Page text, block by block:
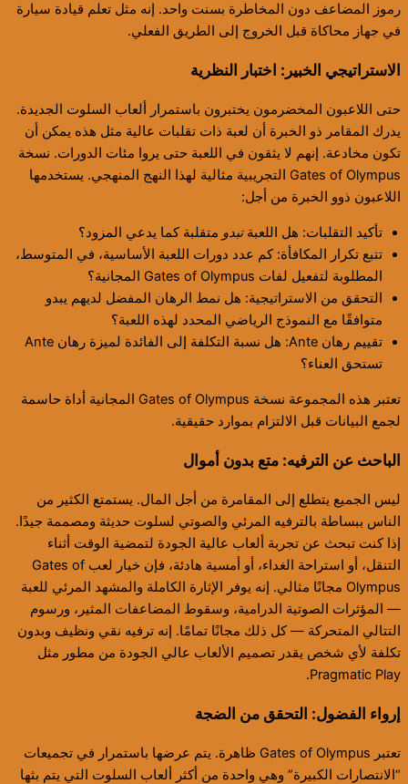
رموز المضاعف دون المخاطرة بسنت واحد. إنه مثل تعلم قيادة سيارة
في جهاز محاكاة قبل الخروج إلى الطريق الفعلي.
الاستراتيجي الخبير: اختبار النظرية
حتى اللاعبون المخضرمون يختبرون باستمرار ألعاب السلوت الجديدة.
يدرك المقامر ذو الخبرة أن لعبة ذات تقلبات عالية مثل هذه يمكن أن
تكون مخادعة. إنهم لا يثقون في اللعبة حتى يروا مئات الدورات. نسخة
Gates of Olympus التجريبية مثالية لهذا النهج المنهجي. يستخدمها
اللاعبون ذوو الخبرة من أجل:
تأكيد التقلبات: هل اللعبةتبدو متقلبة كما يدعي المزود؟
تتبع تكرار المكافأة: كم عدد دورات اللعبة الأساسية، في المتوسط،
المطلوبة لتفعيل لفات Gates of Olympus المجانية؟
التحقق من الاستراتيجية: هل نمط الرهان المفضل لديهم يبدو
متوافقًا مع النموذج الرياضي المحدد لهذه اللعبة؟
تقييم رهان Ante: هل نسبة التكلفة إلى الفائدة لميزة رهان Ante
تستحق العناء؟
تعتبر هذه المجموعة نسخة Gates of Olympus المجانية أداة حاسمة
لجمع البيانات قبل الالتزام بموارد حقيقية.
الباحث عن الترفيه: متع بدون أموال
ليس الجميع يتطلع إلى المقامرة من أجل المال. يستمتع الكثير من
الناس ببساطة بالترفيه المرئي والصوتي لسلوت حديثة ومصممة جيدًا.
إذا كنت تبحث عن تجربة ألعاب عالية الجودة لتمضية الوقت أثناء
التنقل، أو استراحة الغداء، أو أمسية هادئة، فإن خيار لعب Gates of
Olympus مجانًا مثالي. إنه يوفر الإثارة الكاملة والمشهد المرئي للعبة
— المؤثرات الصوتية الدرامية، وسقوط المضاعفات المثير، ورسوم
التتالي المتحركة — كل ذلك مجانًا تمامًا. إنه ترفيه نقي ونظيف وبدون
تكلفة لأي شخص يقدر تصميم الألعاب عالي الجودة من مطور مثل
Pragmatic Play.
إرواء الفضول: التحقق من الضجة
تعتبر Gates of Olympus ظاهرة. يتم عرضها باستمرار في تجميعات
“الانتصارات الكبيرة” وهي واحدة من أكثر ألعاب السلوت التي يتم بثها